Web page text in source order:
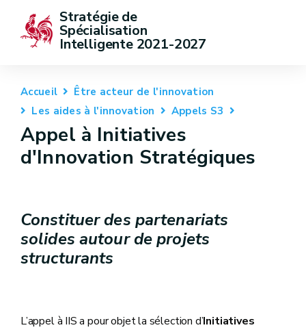
Stratégie de
Spécialisation
Intelligente 2021-2027
Accueil
Être acteur de l'innovation
Les aides à l'innovation
Appels S3
Appel à Initiatives
d'Innovation Stratégiques
Constituer des partenariats
solides autour de projets
structurants
L’appel à IIS a pour objet la sélection d’Initiatives